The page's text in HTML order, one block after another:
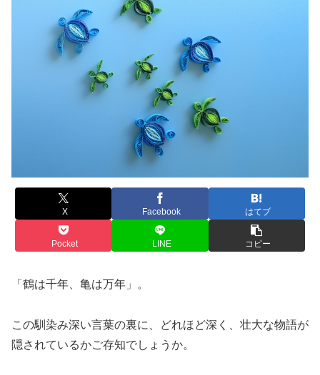
X Facebook はてブ
Pocket LINE コピー
「鶴は千年、亀は万年」。
この馴染み深い言葉の裏に、どれほど深く、壮大な物語が
隠されているかご存知でしょうか。